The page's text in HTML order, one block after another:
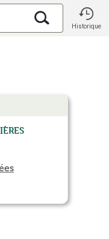
Historique